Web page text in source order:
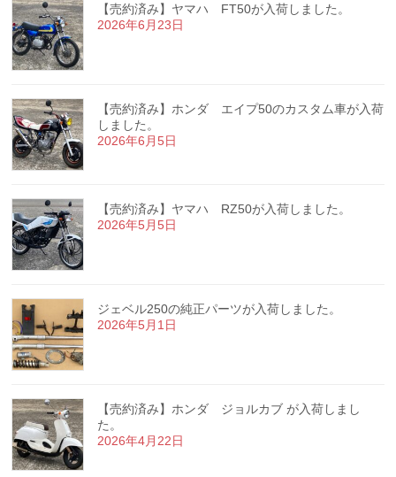
【売約済み】ヤマハ FT50が入荷しました。
2026年6月23日
【売約済み】ホンダ エイプ50のカスタム車が入荷
しました。
2026年6月5日
【売約済み】ヤマハ RZ50が入荷しました。
2026年5月5日
ジェベル250の純正パーツが入荷しました。
2026年5月1日
【売約済み】ホンダ ジョルカブ が入荷しまし
た。
2026年4月22日